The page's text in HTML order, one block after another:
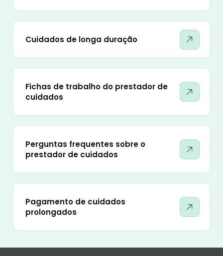
Cuidados de longa duração
Fichas de trabalho do prestador de
cuidados
Perguntas frequentes sobre o
prestador de cuidados
Pagamento de cuidados
prolongados